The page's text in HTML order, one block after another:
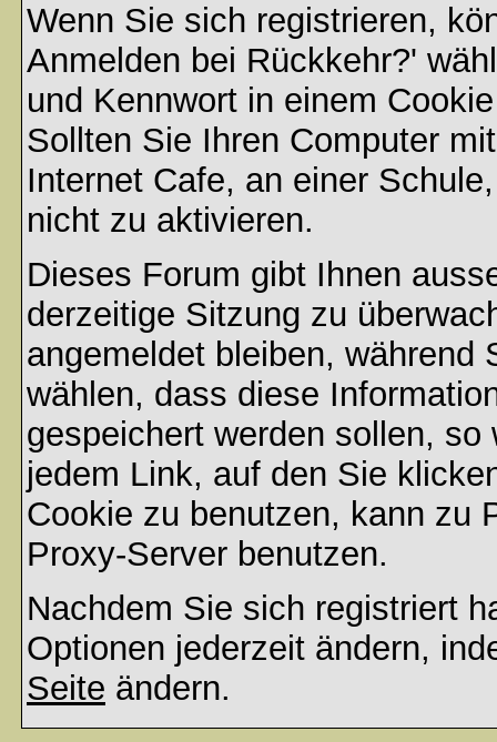
Wenn Sie sich registrieren,
Anmelden bei Rückkehr?'
und Kennwort in einem
Sollten Sie Ihren Computer
Internet Cafe, an einer
nicht zu aktivieren.
Dieses Forum gibt Ihnen
derzeitige Sitzung zu
angemeldet bleiben, während
wählen, dass diese
gespeichert werden sollen,
jedem Link, auf den Sie
Cookie zu benutzen, kann zu
Proxy-Server benutzen.
Nachdem Sie sich registriert
Optionen jederzeit ändern,
Seite ändern.